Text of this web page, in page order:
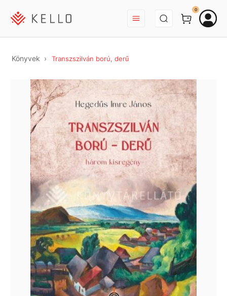
BEJELENTKEZÉS
0
Könyvek Transzszilván ború, derű